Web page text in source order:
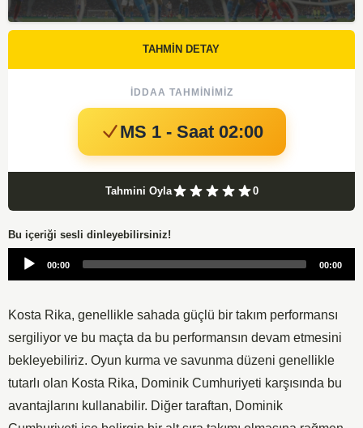
TAHMİN DETAY
İDDAA TAHMINIMIZ
MS 1 - Saat 02:00
Tahmini Oyla 0
Bu içeriği sesli dinleyebilirsiniz!
Audio
00:00 00:00
Kosta Rika, genellikle sahada güçlü bir takım performansı
sergiliyor ve bu maçta da bu performansın devam etmesini
bekleyebiliriz. Oyun kurma ve savunma düzeni genellikle
tutarlı olan Kosta Rika, Dominik Cumhuriyeti karşısında bu
avantajlarını kullanabilir. Diğer taraftan, Dominik